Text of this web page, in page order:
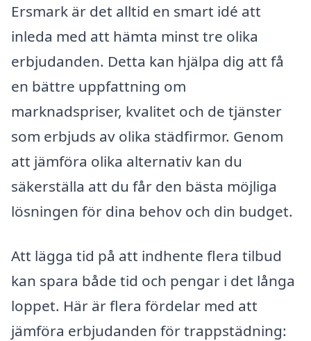
Ersmark är det alltid en smart idé att
inleda med att hämta minst tre olika
erbjudanden. Detta kan hjälpa dig att få
en bättre uppfattning om
marknadspriser, kvalitet och de tjänster
som erbjuds av olika städfirmor. Genom
att jämföra olika alternativ kan du
säkerställa att du får den bästa möjliga
lösningen för dina behov och din budget.
Att lägga tid på att indhente flera tilbud
kan spara både tid och pengar i det långa
loppet. Här är flera fördelar med att
jämföra erbjudanden för trappstädning: